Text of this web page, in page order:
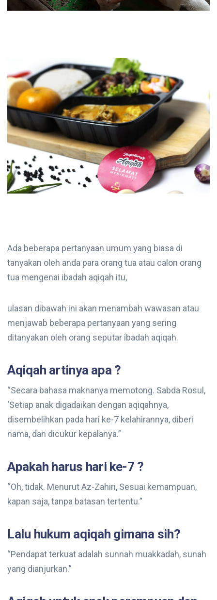
Ada beberapa pertanyaan umum yang biasa di
tanyakan oleh anda para orang tua atau calon orang
tua mengenai ibadah aqiqah itu,
ulasan dibawah ini akan menambah wawasan atau
menjawab beberapa pertanyaan yang sering
ditanyakan oleh orang seputar ibadah aqiqah.
Aqiqah artinya apa ?
“Secara bahasa maknanya memotong. Sabda Rosul,
‘Setiap anak digadaikan dengan aqiqahnya,
disembelihkan pada hari ke-7 kelahirannya, diberi
nama, dan dicukur kepalanya.”
Apakah harus hari ke-7 ?
“Oh, tidak. Menurut Az-Zahiri, Sesuai kemampuan,
kapan saja, tanpa batasan tertentu.”
Lalu hukum aqiqah gimana sih?
“Pendapat terkuat adalah sunnah muakkadah, sunah
yang dianjurkan.”